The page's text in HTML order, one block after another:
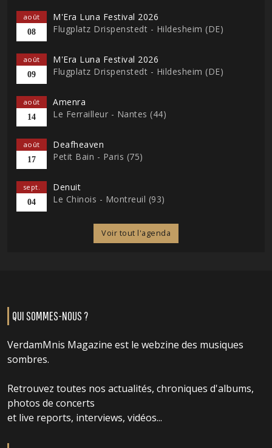
août
08
M'Era Luna Festival 2026
Flugplatz Drispenstedt - Hildesheim (DE)
août
09
M'Era Luna Festival 2026
Flugplatz Drispenstedt - Hildesheim (DE)
août
14
Amenra
Le Ferrailleur - Nantes (44)
août
17
Deafheaven
Petit Bain - Paris (75)
sept.
04
Denuit
Le Chinois - Montreuil (93)
Voir tout l'agenda
QUI SOMMES-NOUS ?
VerdamMnis Magazine est le webzine des musiques
sombres.
Retrouvez toutes nos actualités, chroniques d'albums,
photos de concerts
et live reports, interviews, vidéos...